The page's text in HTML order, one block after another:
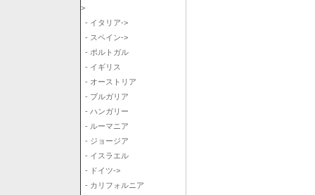
>
- イタリア->
- スペイン->
- ポルトガル
- イギリス
- オーストリア
- ブルガリア
- ハンガリー
- ルーマニア
- ジョージア
- イスラエル
- ドイツ->
- カリフォルニア